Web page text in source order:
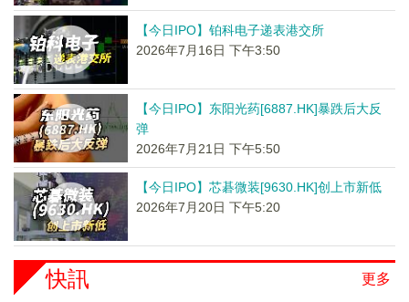
【今日IPO】铂科电子递表港交所
2026年7月16日 下午3:50
【今日IPO】东阳光药[6887.HK]暴跌后大反
弹
2026年7月21日 下午5:50
【今日IPO】芯碁微装[9630.HK]创上市新低
2026年7月20日 下午5:20
更多
快訊